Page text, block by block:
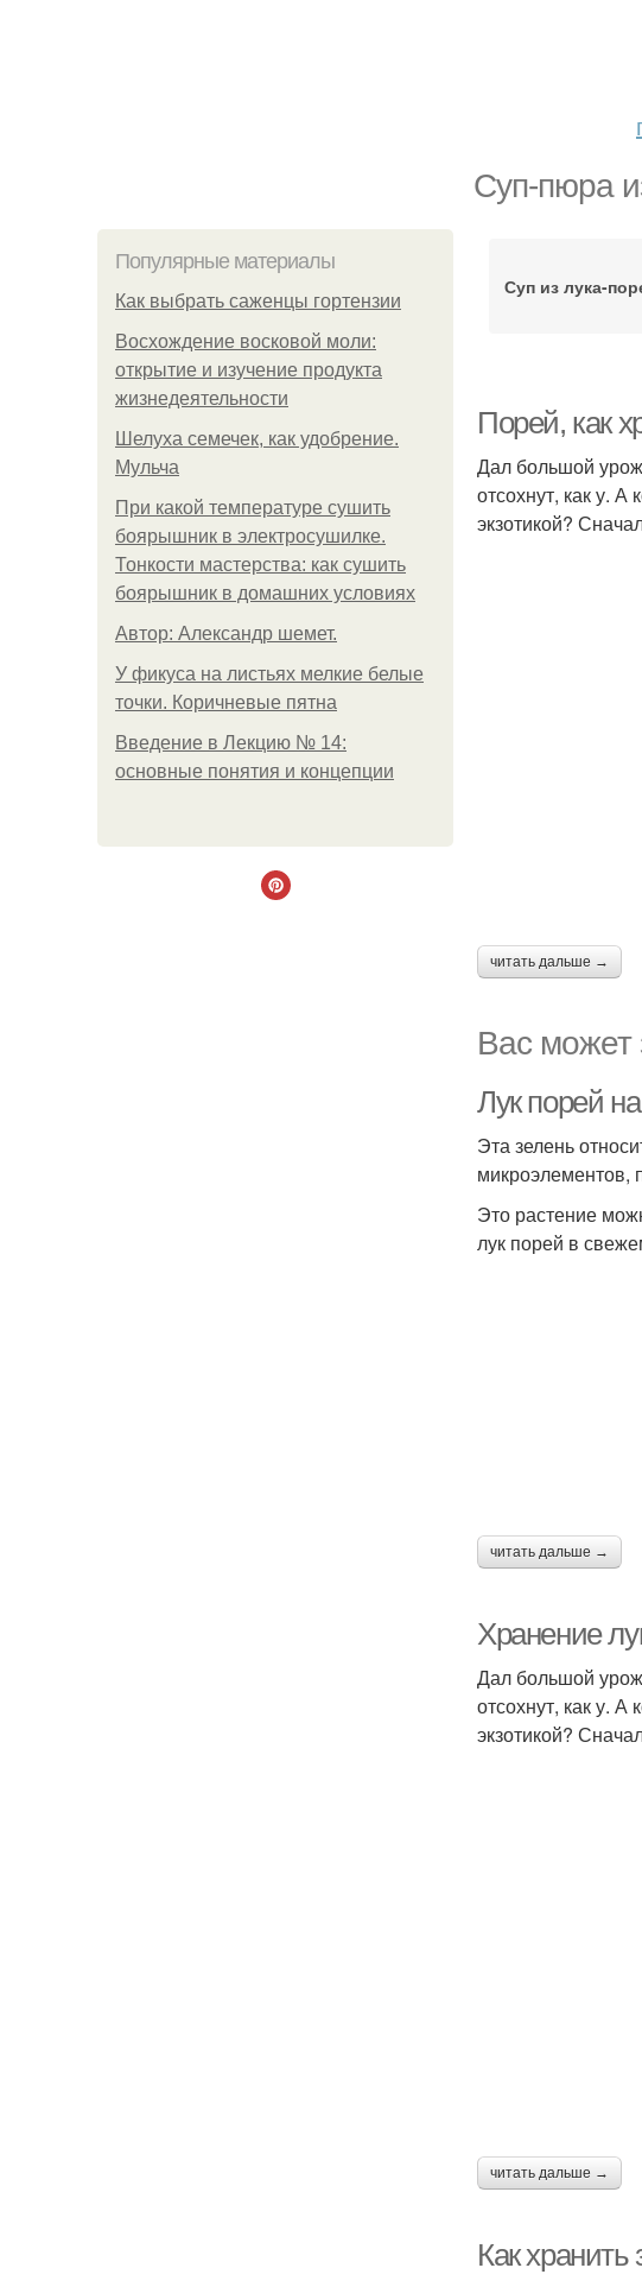
Суп-пюра
Популярные материалы
Как выбрать саженцы гортензии
Восхождение восковой моли:
открытие и изучение продукта
жизнедеятельности
Шелуха семечек, как удобрение.
Мульча
При какой температуре сушить
боярышник в электросушилке.
Тонкости мастерства: как сушить
боярышник в домашних условиях
Автор: Александр шемет.
У фикуса на листьях мелкие белые
точки. Коричневые пятна
Введение в Лекцию № 14:
основные понятия и концепции
Суп из лука-
Порей, как
Дал большой
отсохнут, как у. А
экзотикой?
читать дальше →
Вас может
Лук порей
Эта зелень
микроэлементов,
Это растение
лук порей в
читать дальше →
Хранение
Дал большой
отсохнут, как у. А
экзотикой?
читать дальше →
Как